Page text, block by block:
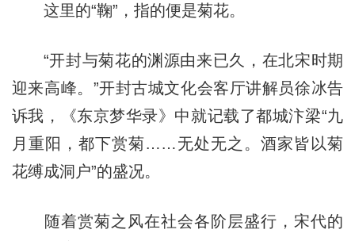
这里的“鞠”，指的便是菊花。
“开封与菊花的渊源由来已久，在北宋时期
迎来高峰。”开封古城文化会客厅讲解员徐冰告
诉我，《东京梦华录》中就记载了都城汴梁“九
月重阳，都下赏菊……无处无之。酒家皆以菊
花缚成洞户”的盛况。
随着赏菊之风在社会各阶层盛行，宋代的